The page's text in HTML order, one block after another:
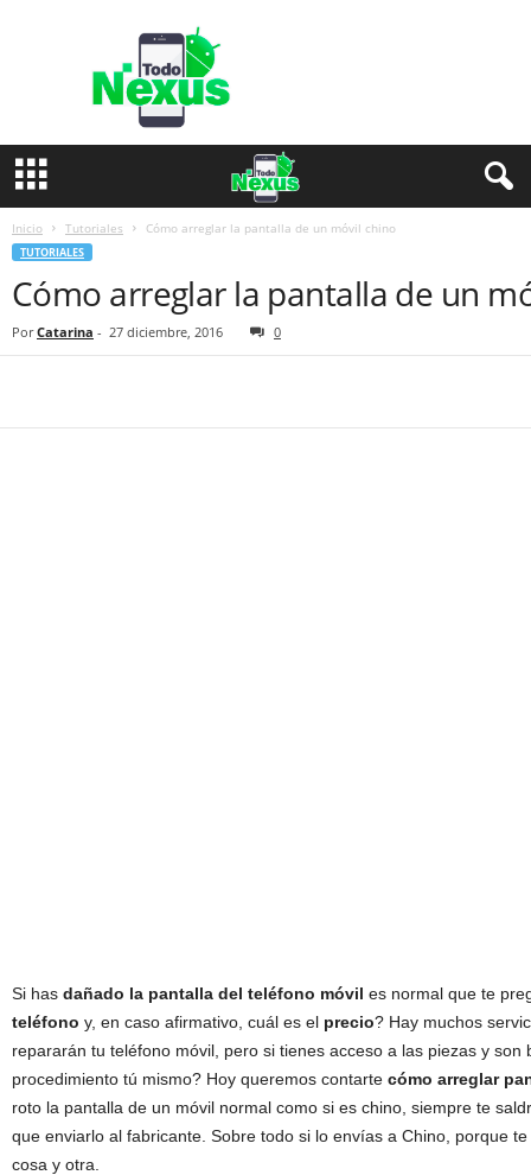
e
Inicio Tutoriales Cómo arreglar la pantalla de un móvil chino
TUTORIALES
Cómo arreglar la pantalla de un
Por Catarina - 27 diciembre, 2016 0
Si has dañado la pantalla del teléfono móvil es normal que te
teléfono y, en caso afirmativo, cuál es el precio? Hay muchos
repararán tu teléfono móvil, pero si tienes acceso a las piezas y
procedimiento tú mismo? Hoy queremos contarte cómo arreglar
roto la pantalla de un móvil normal como si es chino, siempre te
que enviarlo al fabricante. Sobre todo si lo envías a Chino, porque
cosa y otra.